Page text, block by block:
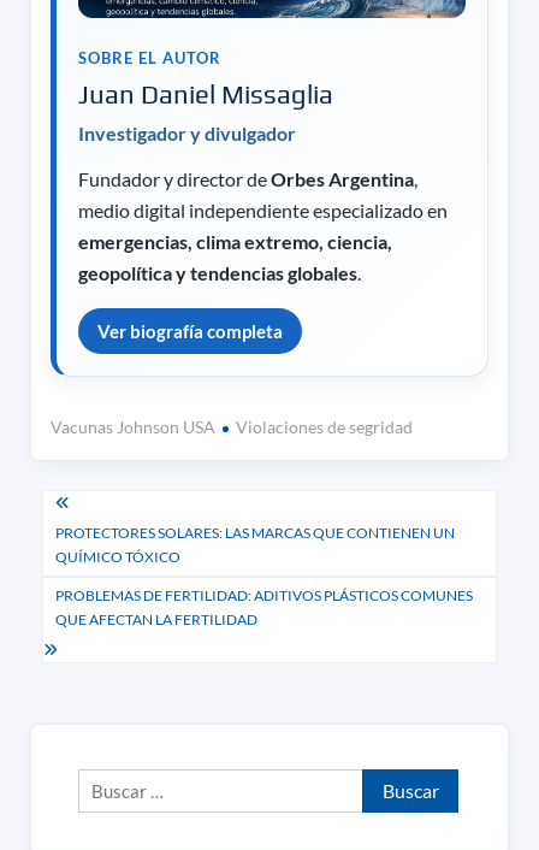
SOBRE EL AUTOR
Juan Daniel Missaglia
Investigador y divulgador
Fundador y director deOrbes Argentina,
medio digital independiente especializado en
emergencias, clima extremo, ciencia,
geopolítica y tendencias globales.
Ver biografía completa
Vacunas Johnson USA Violaciones de segridad
Navegación
de
entradas
PROTECTORES SOLARES: LAS MARCAS QUE CONTIENEN UN
QUÍMICO TÓXICO
PROBLEMAS DE FERTILIDAD: ADITIVOS PLÁSTICOS COMUNES
QUE AFECTAN LA FERTILIDAD
Buscar: